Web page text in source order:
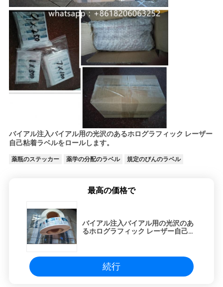
バイアル注入バイアル用の光沢のあるホログラフィック レーザー
自己粘着ラベルをロールします。
薬瓶のステッカー 薬学の分配のラベル 規定のびんのラベル
最高の価格で
バイアル注入バイアル用の光沢のあ
るホログラフィック レーザー自己粘
続行